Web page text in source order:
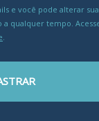
e você pode alterar
a qualquer tempo.